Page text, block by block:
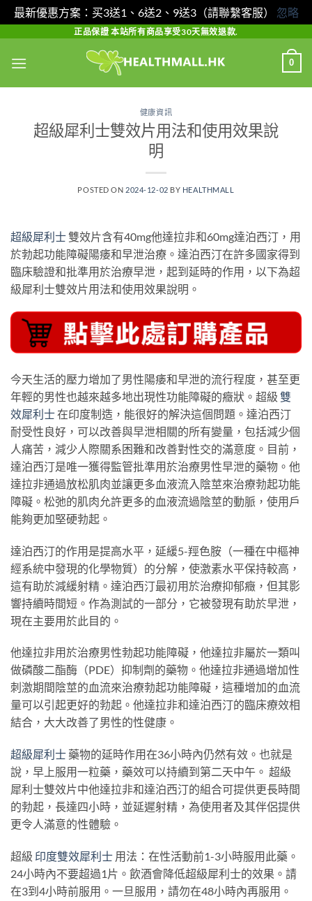
最新優惠方案：买3送1、6送2、9送3（請聯繫客服） 忽略
content
正品保證 本站所有商品享受30天無效退款.
0
健康資訊
超級犀利士雙效片用法和使用效果說
明
POSTED ON 2024-12-02 BY HEALTHMALL
超級犀利士雙效片含有40mg他達拉非和60mg達泊西汀，用
於勃起功能障礙陽痿和早泄治療。達泊西汀在許多國家得到
臨床驗證和批準用於治療早泄，起到延時的作用，以下為超
級犀利士雙效片用法和使用效果說明。
今天生活的壓力增加了男性陽痿和早泄的流行程度，甚至更
年輕的男性也越來越多地出現性功能障礙的癥狀。超級 雙
效犀利士在印度制造，能很好的解決這個問題。達泊西汀
耐受性良好，可以改善與早泄相關的所有變量，包括減少個
人痛苦，減少人際關系困難和改善對性交的滿意度。目前，
達泊西汀是唯一獲得監管批準用於治療男性早泄的藥物。他
達拉非通過放松肌肉並讓更多血液流入陰莖來治療勃起功能
障礙。松弛的肌肉允許更多的血液流過陰莖的動脈，使用戶
能夠更加堅硬勃起。
達泊西汀的作用是提高水平，延緩5-羥色胺（一種在中樞神
經系統中發現的化學物質）的分解，使激素水平保持較高，
這有助於減緩射精。達泊西汀最初用於治療抑郁癥，但其影
響持續時間短。作為測試的一部分，它被發現有助於早泄，
現在主要用於此目的。
他達拉非用於治療男性勃起功能障礙，他達拉非屬於一類叫
做磷酸二酯酶（PDE）抑制劑的藥物。他達拉非通過增加性
刺激期間陰莖的血流來治療勃起功能障礙，這種增加的血流
量可以引起更好的勃起。他達拉非和達泊西汀的臨床療效相
結合，大大改善了男性的性健康。
超級犀利士 藥物的延時作用在36小時內仍然有效。也就是
說，早上服用一粒藥，藥效可以持續到第二天中午。 超級
犀利士雙效片中他達拉非和達泊西汀的組合可提供更長時間
的勃起，長達四小時，並延遲射精，為使用者及其伴侶提供
更令人滿意的性體驗。
超級 印度雙效犀利士 用法：在性活動前1-3小時服用此藥。
24小時內不要超過1片。飲酒會降低超級犀利士的效果。請
在3到4小時前服用。一旦服用，請勿在48小時內再服用。